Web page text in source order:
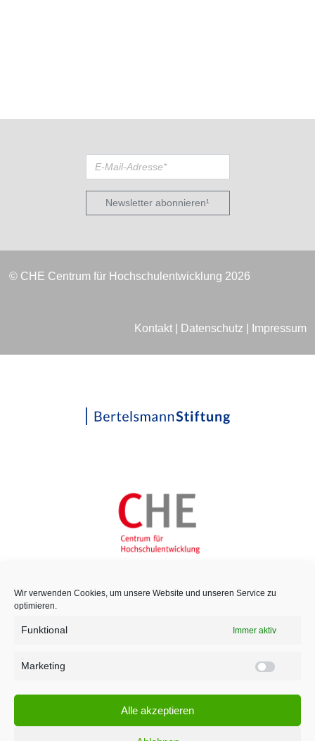
Wir verwenden Cookies, um unsere Website und unseren Service zu
optimieren.
Funktional Immer aktiv
Marketing
Alle akzeptieren
Newsletter abonnieren¹
© CHE Centrum für Hochschulentwicklung 2026
Kontakt| Datenschutz Impressum